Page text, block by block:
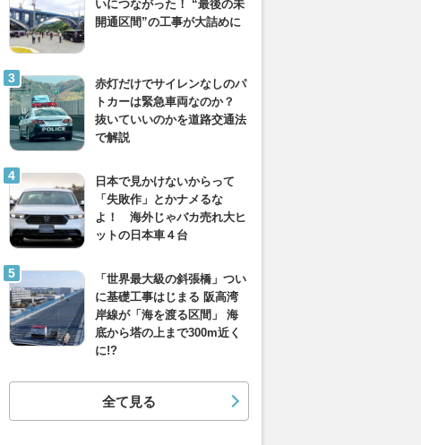
いにつながった！ “最後の未
開通区間”の工事が大詰めに
赤灯だけでサイレンなしのパ
トカーは緊急車両なのか？
抜いていいのかを道路交通法
で解説
日本で見かけないからって
「失敗作」とかナメるな
よ！ 海外じゃバカ売れ大ヒ
ットの日本車４台
「世界最大級の斜張橋」つい
に基礎工事はじまる 阪高湾
岸線が「海を渡る区間」 海
底から塔の上まで300m近く
に!?
全て見る